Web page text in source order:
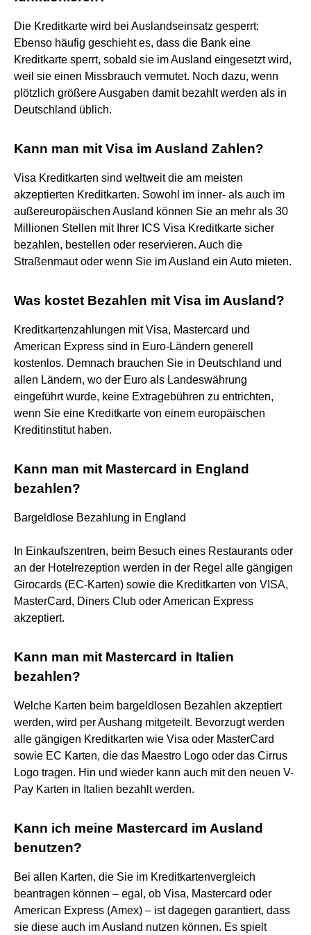
Die Kreditkarte wird bei Auslandseinsatz gesperrt:
Ebenso häufig geschieht es, dass die Bank eine
Kreditkarte sperrt, sobald sie im Ausland eingesetzt wird,
weil sie einen Missbrauch vermutet. Noch dazu, wenn
plötzlich größere Ausgaben damit bezahlt werden als in
Deutschland üblich.
Kann man mit Visa im Ausland Zahlen?
Visa Kreditkarten sind weltweit die am meisten
akzeptierten Kreditkarten. Sowohl im inner- als auch im
außereuropäischen Ausland können Sie an mehr als 30
Millionen Stellen mit Ihrer ICS Visa Kreditkarte sicher
bezahlen, bestellen oder reservieren. Auch die
Straßenmaut oder wenn Sie im Ausland ein Auto mieten.
Was kostet Bezahlen mit Visa im Ausland?
Kreditkartenzahlungen mit Visa, Mastercard und
American Express sind in Euro-Ländern generell
kostenlos. Demnach brauchen Sie in Deutschland und
allen Ländern, wo der Euro als Landeswährung
eingeführt wurde, keine Extragebühren zu entrichten,
wenn Sie eine Kreditkarte von einem europäischen
Kreditinstitut haben.
Kann man mit Mastercard in England
bezahlen?
Bargeldlose Bezahlung in England
In Einkaufszentren, beim Besuch eines Restaurants oder
an der Hotelrezeption werden in der Regel alle gängigen
Girocards (EC-Karten) sowie die Kreditkarten von VISA,
MasterCard, Diners Club oder American Express
akzeptiert.
Kann man mit Mastercard in Italien
bezahlen?
Welche Karten beim bargeldlosen Bezahlen akzeptiert
werden, wird per Aushang mitgeteilt. Bevorzugt werden
alle gängigen Kreditkarten wie Visa oder MasterCard
sowie EC Karten, die das Maestro Logo oder das Cirrus
Logo tragen. Hin und wieder kann auch mit den neuen V-
Pay Karten in Italien bezahlt werden.
Kann ich meine Mastercard im Ausland
benutzen?
Bei allen Karten, die Sie im Kreditkartenvergleich
beantragen können – egal, ob Visa, Mastercard oder
American Express (Amex) – ist dagegen garantiert, dass
sie diese auch im Ausland nutzen können. Es spielt